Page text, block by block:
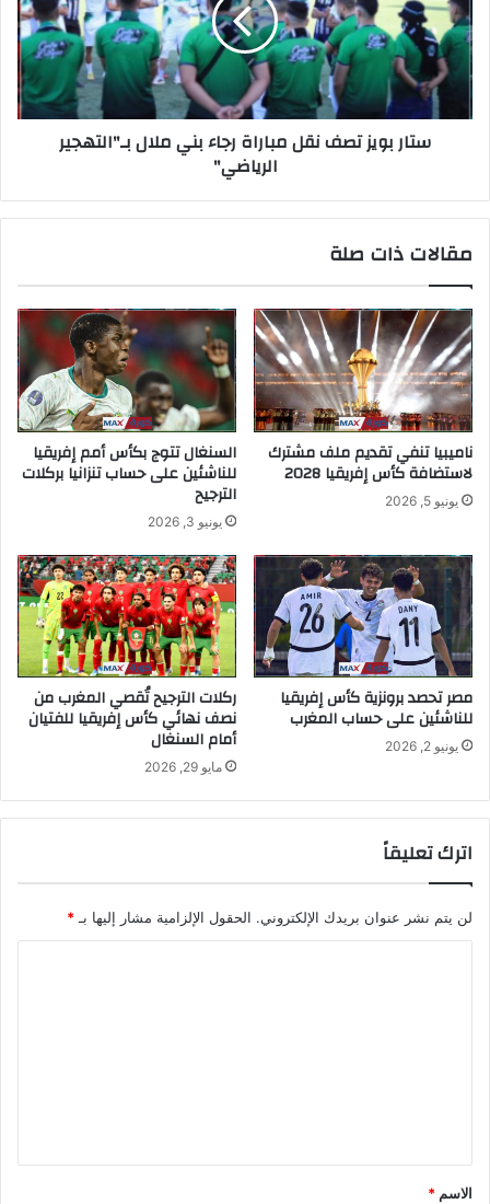
ستار بويز تصف نقل مباراة رجاء بني ملال بـ"التهجير
الرياضي"
مقالات ذات صلة
ناميبيا تنفي تقديم ملف مشترك
لاستضافة كأس إفريقيا 2028
يونيو 5, 2026
السنغال تتوج بكأس أمم إفريقيا
للناشئين على حساب تنزانيا بركلات
الترجيح
يونيو 3, 2026
مصر تحصد برونزية كأس إفريقيا
للناشئين على حساب المغرب
يونيو 2, 2026
ركلات الترجيح تُقصي المغرب من
نصف نهائي كأس إفريقيا للفتيان
أمام السنغال
مايو 29, 2026
اترك تعليقاً
لن يتم نشر عنوان بريدك الإلكتروني. الحقول الإلزامية مشار إليها بـ*
*
الاسم *